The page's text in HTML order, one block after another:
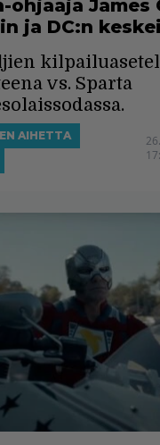
ohjaaja James
ja DC:n
vs. Sparta
AIHETTA